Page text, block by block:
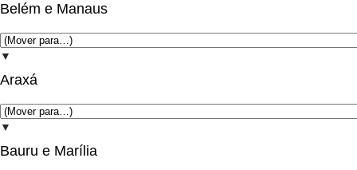
Belém e Manaus
▼
Araxá
▼
Bauru e Marília